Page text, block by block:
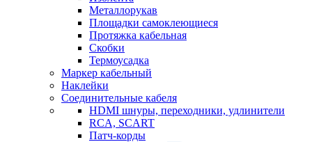
Металлорукав
Площадки самоклеющиеся
Протяжка кабельная
Скобки
Термоусадка
Маркер кабельный
Наклейки
Соединительные кабеля
HDMI шнуры, переходники, удлинители
RCA, SCART
Патч-корды